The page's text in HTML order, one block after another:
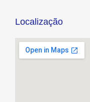
Localização